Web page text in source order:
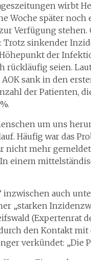
wirbt
Woche später
Verfügung
Trotz sinkender
der
rückläufig seien.
sank in den
der Patienten,
um uns
Häufig war das
nicht mehr
einem
inzwischen auch
„starken
(Expertenrat
den Kontakt
verkündet: „Die